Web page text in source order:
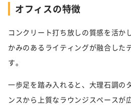
オフィスの特徴
コンクリート打ち放しの質感を活か
かみのあるライティングが融合した
す。
一歩足を踏み入れると、大理石調の
ンスから上質なラウンジスペースが